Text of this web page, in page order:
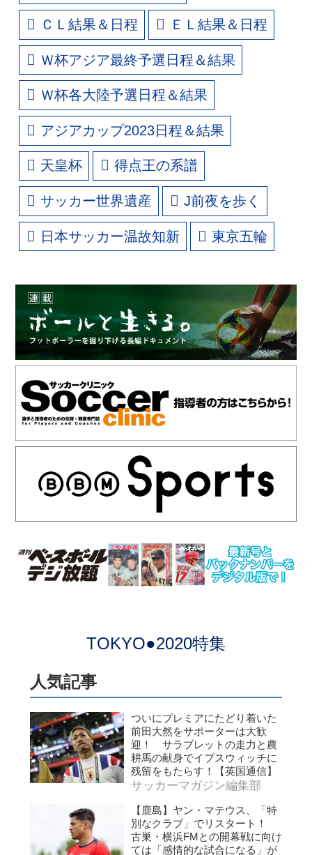
ＣＬ結果＆日程 ＥＬ結果＆日程
Ｗ杯アジア最終予選日程＆結果
Ｗ杯各大陸予選日程＆結果
アジアカップ2023日程＆結果
天皇杯 得点王の系譜
サッカー世界遺産 J前夜を歩く
日本サッカー温故知新 東京五輪
TOKYO●2020特集
人気記事
ついにプレミアにたどり着いた
前田大然をサポーターは大歓
迎！ サラブレットの走力と農
耕馬の献身でイプスウィッチに
残留をもたらす！【英国通信】
サッカーマガジン編集部
【鹿島】ヤン・マテウス、「特
別なクラブ」でリスタート！
古巣・横浜FMとの開幕戦に向け
ては「感情的な試合になる」が